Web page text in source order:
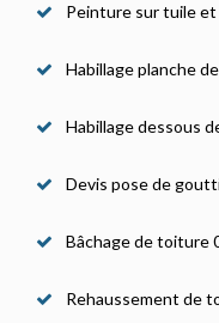
Peinture sur tuile
Habillage planche
Habillage dessous
Devis pose de
Bâchage de toiture
Rehaussement de